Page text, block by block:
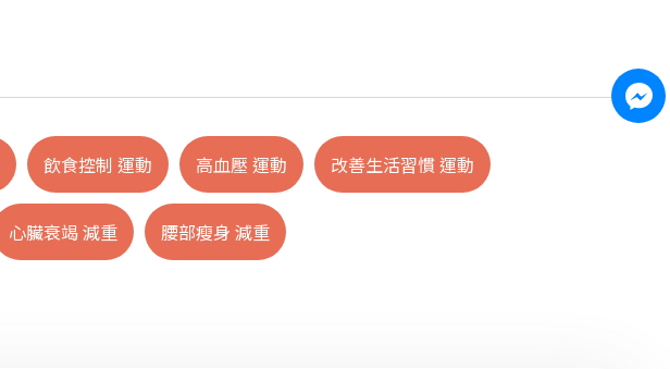
飲食控制 運動 高血壓 運動 改善生活習慣 運動
心臟衰竭 減重 腰部瘦身 減重